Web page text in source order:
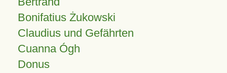
Bonifatius Żukowski
Claudius und Gefährten
Cuanna Ógh
Donus